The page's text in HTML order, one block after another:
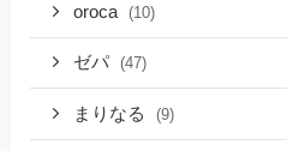
oroca (10)
ゼパ (47)
まりなる (9)